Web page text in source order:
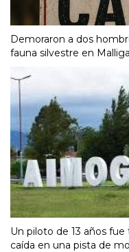
Demoraron a dos
fauna silvestre en
Un piloto de 13 años fue
caída en una pista de